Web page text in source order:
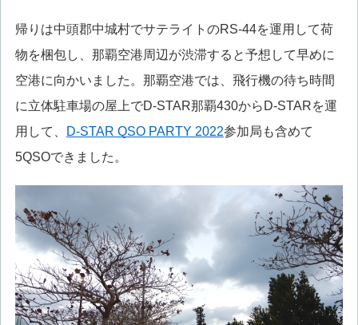
帰りは中頭郡中城村でサテライトのRS-44を運用して荷
物を梱包し、那覇空港周辺が渋滞すると予想して早めに
空港に向かいました。那覇空港では、飛行機の待ち時間
に立体駐車場の屋上でD-STAR那覇430からD-STARを運
用して、
D-STAR QSO PARTY 2022参加局も含めて
5QSOできました。